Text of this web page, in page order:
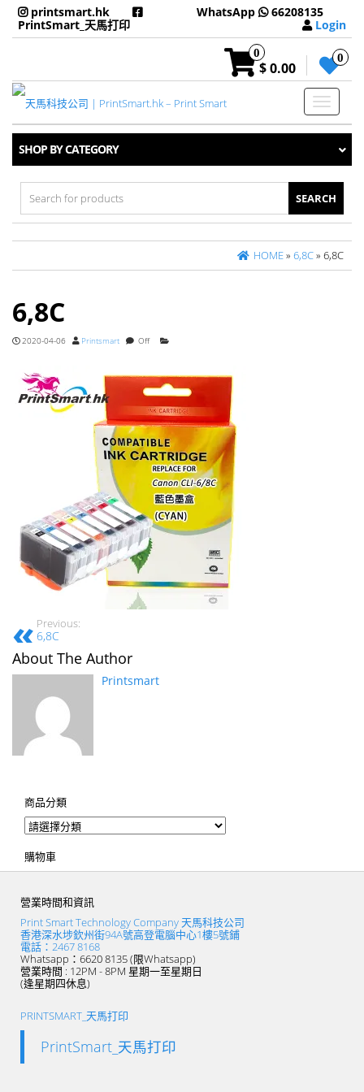
printsmart.hk
PrintSmart_天馬打印
WhatsApp
66208135
Login
0
$ 0.00
0
Toggle
SHOP BY CATEGORY
Search
for:
HOME» 6,8C» 6,8C
6,8C
2020-04-06 Printsmart Off
Previous:
6,8C
About The Author
Printsmart
商品分類
購物車
營業時間和資訊
Print Smart Technology Company 天馬科技公司
香港深水埗欽州街94A號高登電腦中心1樓5號鋪
電話：2467 8168
Whatsapp：6620 8135 (限Whatsapp)
營業時間 : 12PM - 8PM 星期一至星期日
(逢星期四休息)
PRINTSMART_天馬打印
PrintSmart_天馬打印